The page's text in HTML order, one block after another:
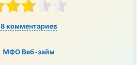
8 комментариев
МФО Веб-займ